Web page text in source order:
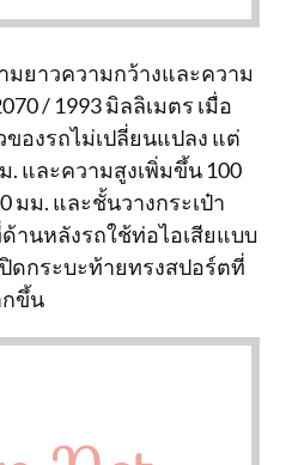
ยาวความกว้างและความ
/ 1993 มิลลิเมตร เมื่อ
องรถไม่เปลี่ยนแปลง แต่
. และความสูงเพิ่มขึ้น 100
มม. และชั้นวางกระเป๋า
านหลังรถใช้ท่อไอเสียแบบ
ดกระบะท้ายทรงสปอร์ตที่
กขึ้น